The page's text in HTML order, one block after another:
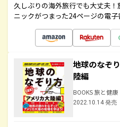
久しぶりの海外旅行でも大丈夫
ニックがつまった24ページの電子
地球のなぞ
陸編
BOOKS 旅と健康
2022.10.14 発売